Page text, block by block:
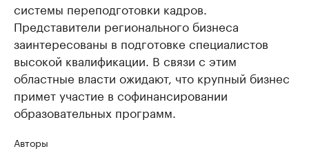
системы переподготовки кадров.
Представители регионального бизнеса
заинтересованы в подготовке специалистов
высокой квалификации. В связи с этим
областные власти ожидают, что крупный бизнес
примет участие в софинансировании
образовательных программ.
Авторы